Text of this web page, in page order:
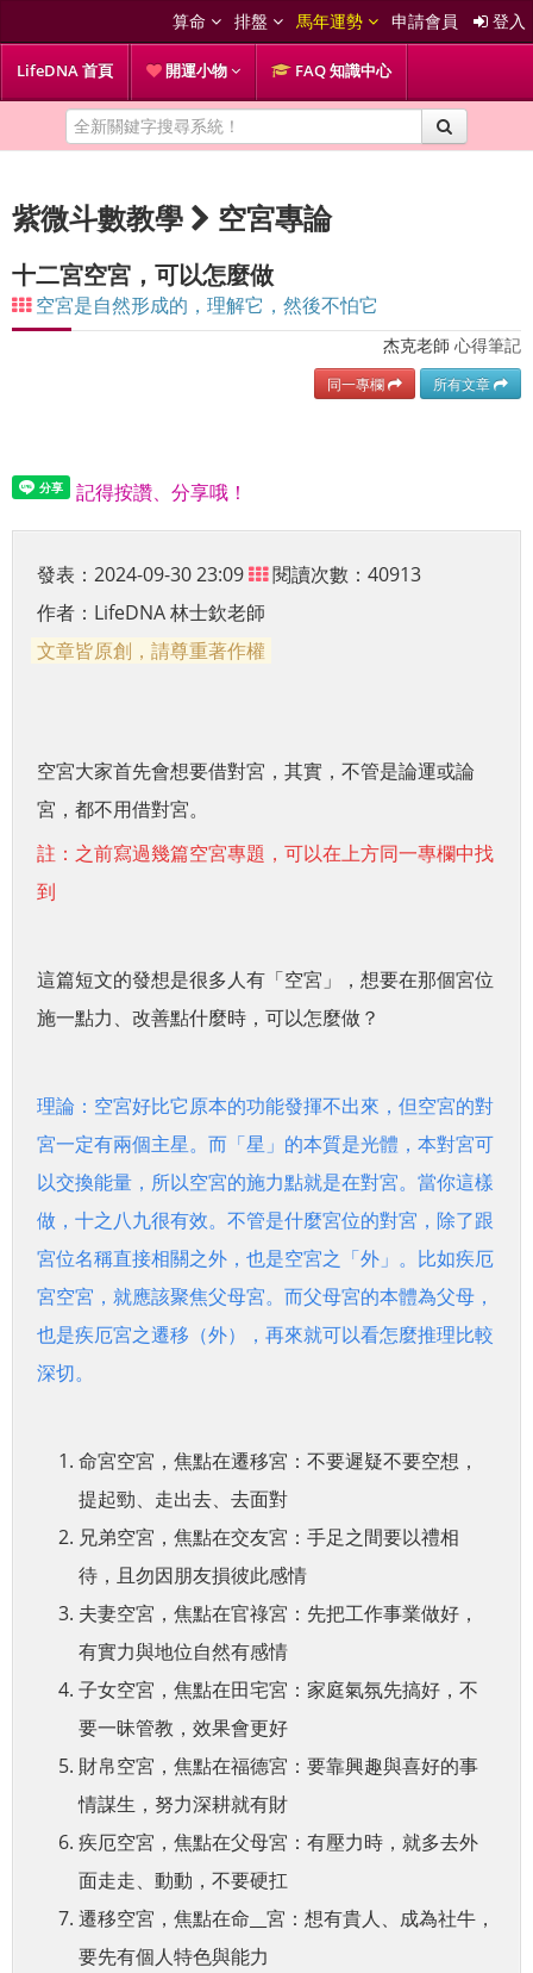
算命 排盤 馬年運勢 申請會員 登入
LifeDNA 首頁 開運小物 FAQ 知識中心
紫微斗數教學 空宮專論
十二宮空宮，可以怎麼做
空宮是自然形成的，理解它，然後不怕它
杰克老師 心得筆記
同一專欄 所有文章
記得按讚、分享哦！
發表：2024-09-30 23:09
閱讀次數：40913
作者： LifeDNA 林士欽老師
文章皆原創，請尊重著作權
空宮大家首先會想要借對宮，其實，不管是論運或論
宮，都不用借對宮。
註：之前寫過幾篇空宮專題，可以在上方同一專欄中找
到
這篇短文的發想是很多人有「空宮」，想要在那個宮位
施一點力、改善點什麼時，可以怎麼做？
理論：空宮好比它原本的功能發揮不出來，但空宮的對
宮一定有兩個主星。而「星」的本質是光體，本對宮可
以交換能量，所以空宮的施力點就是在對宮。當你這樣
做，十之八九很有效。不管是什麼宮位的對宮，除了跟
宮位名稱直接相關之外，也是空宮之「外」。比如疾厄
宮空宮，就應該聚焦父母宮。而父母宮的本體為父母，
也是疾厄宮之遷移（外），再來就可以看怎麼推理比較
深切。
命宮空宮，焦點在遷移宮：不要遲疑不要空想，
提起勁、走出去、去面對
兄弟空宮，焦點在交友宮：手足之間要以禮相
待，且勿因朋友損彼此感情
夫妻空宮，焦點在官祿宮：先把工作事業做好，
有實力與地位自然有感情
子女空宮，焦點在田宅宮：家庭氣氛先搞好，不
要一昧管教，效果會更好
財帛空宮，焦點在福德宮：要靠興趣與喜好的事
情謀生，努力深耕就有財
疾厄空宮，焦點在父母宮：有壓力時，就多去外
面走走、動動，不要硬扛
遷移空宮，焦點在命__宮：想有貴人、成為社牛，
要先有個人特色與能力